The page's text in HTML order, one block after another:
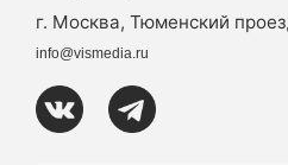
г. Москва, Тюменский
info@vismedia.ru